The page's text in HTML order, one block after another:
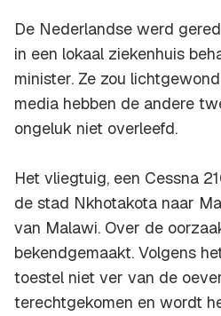
De Nederlandse werd
in een lokaal ziekenhuis
minister. Ze zou
media hebben de andere
ongeluk niet overleefd.
Het vliegtuig, een Cessna
de stad Nkhotakota naar
van Malawi. Over de
bekendgemaakt. Volgens
toestel niet ver van de
terechtgekomen en wordt